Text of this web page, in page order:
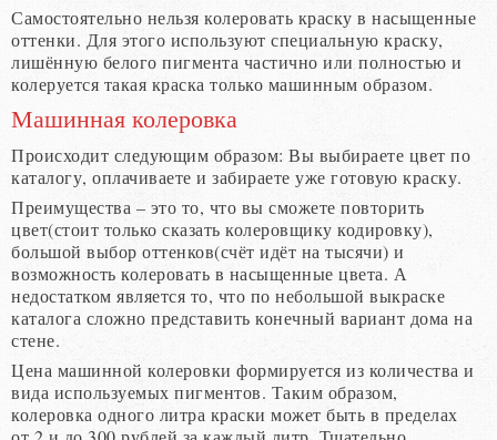
Самостоятельно нельзя колеровать краску в насыщенные
оттенки. Для этого используют специальную краску,
лишённую белого пигмента частично или полностью и
колеруется такая краска только машинным образом.
Машинная колеровка
Происходит следующим образом: Вы выбираете цвет по
каталогу, оплачиваете и забираете уже готовую краску.
Преимущества – это то, что вы сможете повторить
цвет(стоит только сказать колеровщику кодировку),
большой выбор оттенков(счёт идёт на тысячи) и
возможность колеровать в насыщенные цвета. А
недостатком является то, что по небольшой выкраске
каталога сложно представить конечный вариант дома на
стене.
Цена машинной колеровки формируется из количества и
вида используемых пигментов. Таким образом,
колеровка одного литра краски может быть в пределах